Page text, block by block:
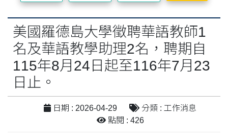
美國羅德島大學徵聘華語教師1
名及華語教學助理2名，聘期自
115年8月24日起至116年7月23
日止。
日期 : 2026-04-29
分類 : 工作消息
點閱 : 426